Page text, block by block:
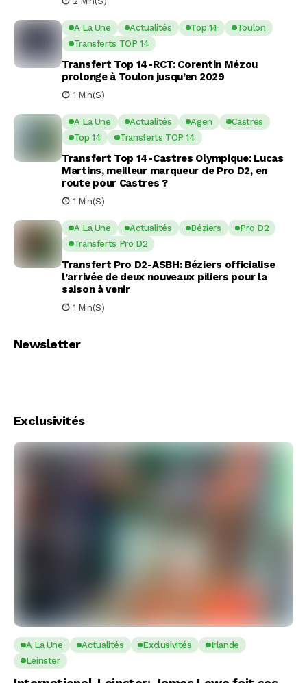
A La Une Actualités Top 14
Toulon
Transferts TOP 14
Transfert Top 14-RCT: Corentin Mézou
prolonge à Toulon jusqu’en 2029
1 Min(s)
A La Une Actualités Agen
Castres
Top 14
Transferts TOP 14
Transfert Top 14-Castres Olympique: Lucas
Martins, meilleur marqueur de Pro D2, en
route pour Castres ?
1 Min(s)
A La Une Actualités Béziers
Pro D2
Transferts Pro D2
Transfert Pro D2-ASBH: Béziers officialise
l’arrivée de deux nouveaux piliers pour la
saison à venir
1 Min(s)
Newsletter
Exclusivités
A La Une Actualités Exclusivités
Irlande
Leinster